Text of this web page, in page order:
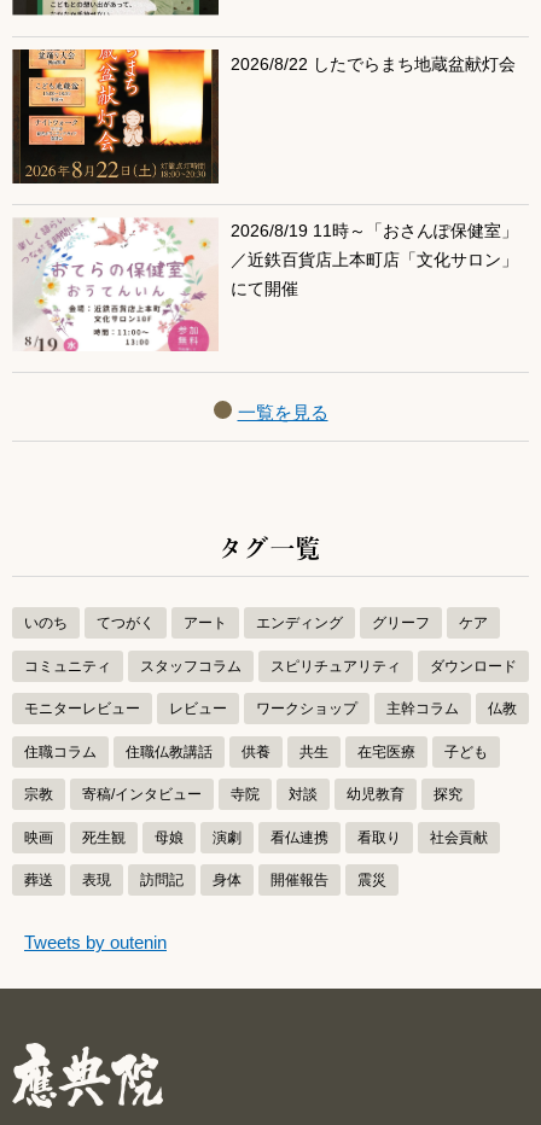
2026/8/22 したでらまち地蔵盆献灯会
2026/8/19 11時～「おさんぽ保健室」
／近鉄百貨店上本町店「文化サロン」
にて開催
一覧を見る
タグ一覧
いのち てつがく アート エンディング グリーフ ケア
コミュニティ スタッフコラム スピリチュアリティ ダウンロード
モニターレビュー レビュー ワークショップ 主幹コラム 仏教
住職コラム 住職仏教講話 供養 共生 在宅医療 子ども
宗教 寄稿/インタビュー 寺院 対談 幼児教育 探究
映画 死生観 母娘 演劇 看仏連携 看取り 社会貢献
葬送 表現 訪問記 身体 開催報告 震災
つぶやき
つぶやきをスキップする
Tweets by outenin